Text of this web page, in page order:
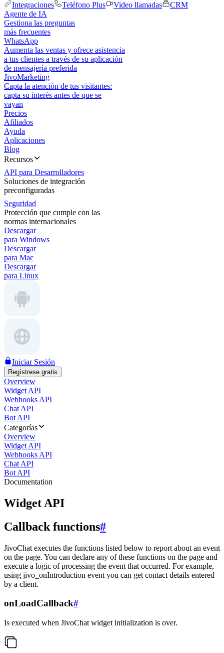
Integraciones
Teléfono Plus Video llamadas
CRM
Agente de IA
Gestiona las preguntas
más frecuentes
WhatsApp
Aumenta las ventas y ofrece asistencia
a tus clientes a través de su aplicación
de mensajería preferida
JivoMarketing
Capta la atención de tus visitantes:
capta su interés antes de que se
vayan
Precios
Afiliados
Ayuda
Aplicaciones
Blog
Recursos
API para Desarrolladores
Soluciones de integración
preconfiguradas
Seguridad
Protección que cumple con las
normas internacionales
Descargar
para Windows
Descargar
para Mac
Descargar
para Linux
Iniciar Sesión
Regístrese gratis
Overview
Widget API
Webhooks API
Chat API
Bot API
Categorías
Overview
Widget API
Webhooks API
Chat API
Bot API
Documentation
Widget API
Callback functions#
JivoChat executes the functions listed below to report about an event
on the page. You can declare any of these functions on the page and
execute a logic of processing the event that occurred. For example,
using jivo_onIntroduction event you can get contact details entered
by a client.
onLoadCallback#
Is executed when JivoChat widget initialization is over.